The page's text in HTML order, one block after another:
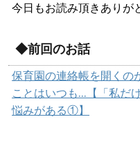
今日もお読み頂きありが
◆前回のお話
保育園の連絡帳を開くの
ことはいつも…【「私だ
悩みがある①】